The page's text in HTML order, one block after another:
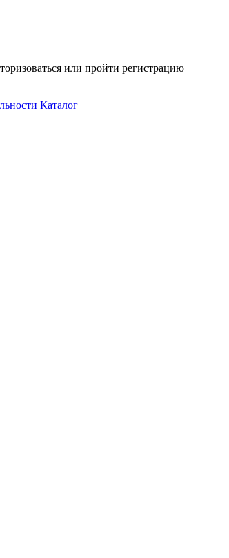
или пройти регистрацию
Каталог